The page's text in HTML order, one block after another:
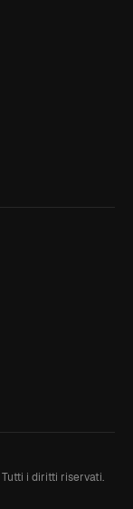
Tutti i diritti riservati.